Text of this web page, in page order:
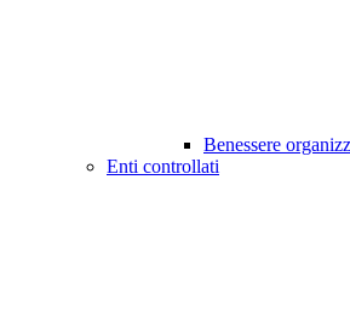
Benessere
Enti controllati